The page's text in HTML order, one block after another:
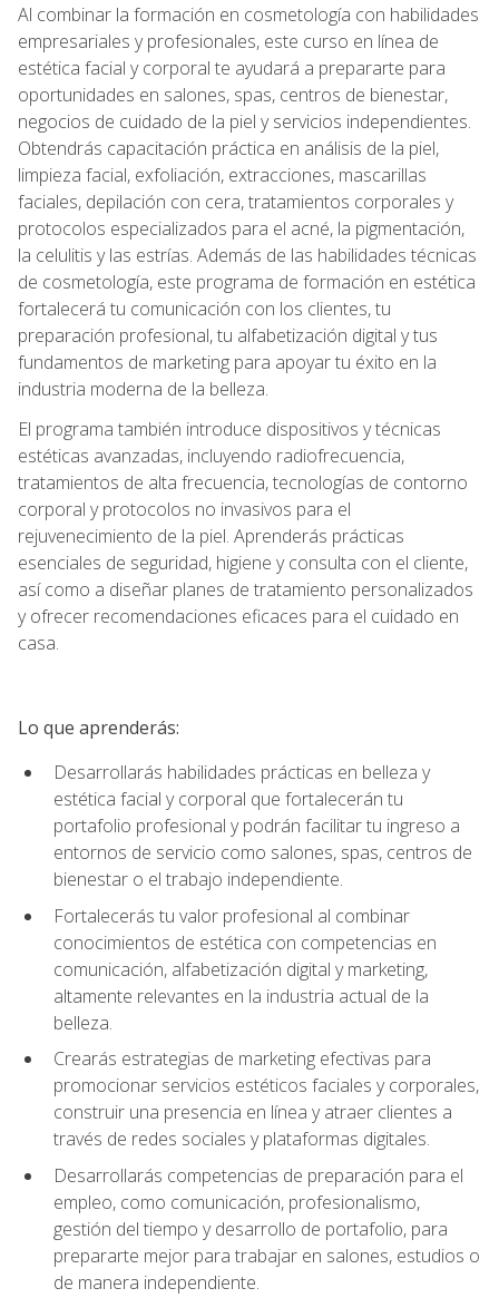
Al combinar la formación en cosmetología con habilidades
empresariales y profesionales, este curso en línea de
estética facial y corporal te ayudará a prepararte para
oportunidades en salones, spas, centros de bienestar,
negocios de cuidado de la piel y servicios independientes.
Obtendrás capacitación práctica en análisis de la piel,
limpieza facial, exfoliación, extracciones, mascarillas
faciales, depilación con cera, tratamientos corporales y
protocolos especializados para el acné, la pigmentación,
la celulitis y las estrías. Además de las habilidades técnicas
de cosmetología, este programa de formación en estética
fortalecerá tu comunicación con los clientes, tu
preparación profesional, tu alfabetización digital y tus
fundamentos de marketing para apoyar tu éxito en la
industria moderna de la belleza.
El programa también introduce dispositivos y técnicas
estéticas avanzadas, incluyendo radiofrecuencia,
tratamientos de alta frecuencia, tecnologías de contorno
corporal y protocolos no invasivos para el
rejuvenecimiento de la piel. Aprenderás prácticas
esenciales de seguridad, higiene y consulta con el cliente,
así como a diseñar planes de tratamiento personalizados
y ofrecer recomendaciones eficaces para el cuidado en
casa.
Lo que aprenderás:
Desarrollarás habilidades prácticas en belleza y
estética facial y corporal que fortalecerán tu
portafolio profesional y podrán facilitar tu ingreso a
entornos de servicio como salones, spas, centros de
bienestar o el trabajo independiente.
Fortalecerás tu valor profesional al combinar
conocimientos de estética con competencias en
comunicación, alfabetización digital y marketing,
altamente relevantes en la industria actual de la
belleza.
Crearás estrategias de marketing efectivas para
promocionar servicios estéticos faciales y corporales,
construir una presencia en línea y atraer clientes a
través de redes sociales y plataformas digitales.
Desarrollarás competencias de preparación para el
empleo, como comunicación, profesionalismo,
gestión del tiempo y desarrollo de portafolio, para
prepararte mejor para trabajar en salones, estudios o
de manera independiente.